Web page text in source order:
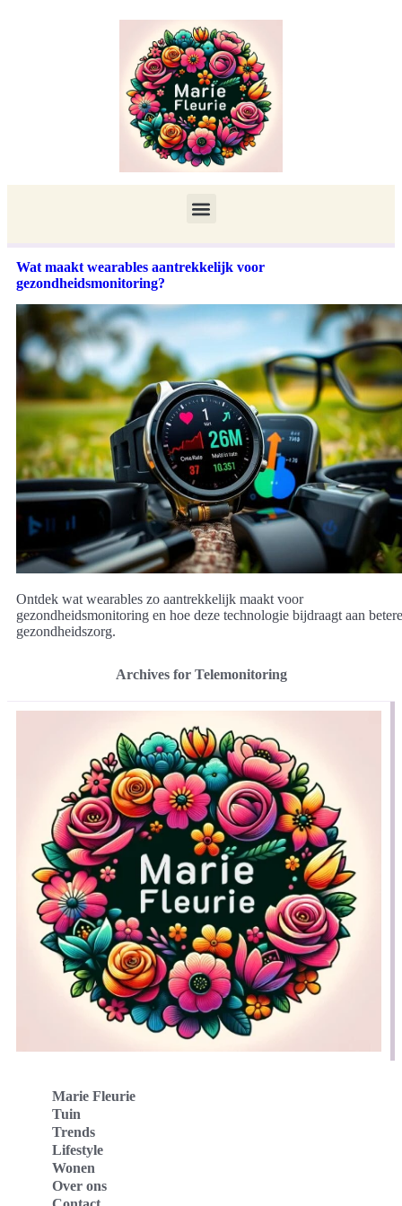
Wat maakt wearables aantrekkelijk voor
gezondheidsmonitoring?
Ontdek wat wearables zo aantrekkelijk maakt voor
gezondheidsmonitoring en hoe deze technologie bijdraagt aan betere
gezondheidszorg.
Archives for Telemonitoring
Marie Fleurie
Tuin
Trends
Lifestyle
Wonen
Over ons